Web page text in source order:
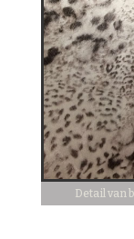
Detail van